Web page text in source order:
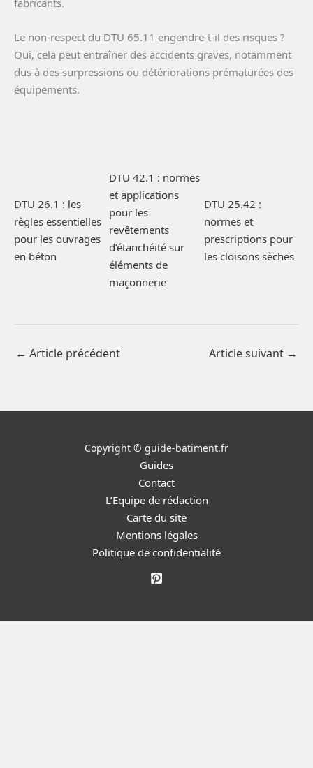
Le non-respect du DTU 65.11 engendre-t-il des risques ?
Oui, cela peut entraîner des accidents graves, notamment
dus à des surpressions ou détériorations prématurées des
équipements.
DTU 26.1 : les
règles essentielles
pour les ouvrages
en béton
DTU 42.1 : normes
et applications
pour les
revêtements
d’étanchéité sur
éléments de
maçonnerie
DTU 25.42 :
normes et
prescriptions pour
les cloisons sèches
← Article précédent Article suivant →
Copyright © guide-batiment.fr
Guides
Contact
L’Equipe de rédaction
Carte du site
Mentions légales
Politique de confidentialité